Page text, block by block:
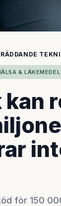
& LÄKEMEDEL
för 150